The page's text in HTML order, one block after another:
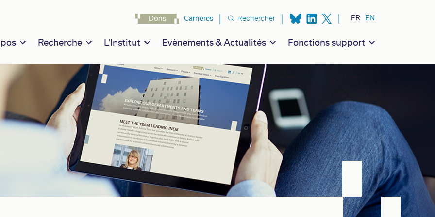
navigation
Recherche L'Institut Evènements & Actualités Fonctions support
Navigation secondaire
Dons Carrières Rechercher FR EN